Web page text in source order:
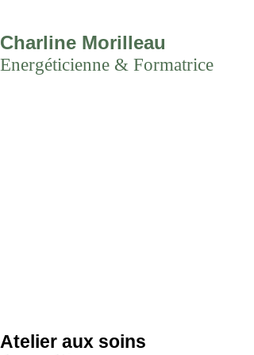
Charline Morilleau
Energéticienne & Formatrice
Atelier aux soins